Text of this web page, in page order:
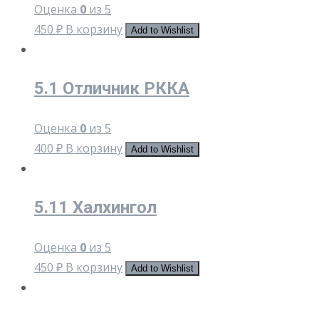
Оценка 0 из 5
450 ₽ В корзину Add to Wishlist
5.1 Отличник РККА
Оценка 0 из 5
400 ₽ В корзину Add to Wishlist
5.11 Халхингол
Оценка 0 из 5
450 ₽ В корзину Add to Wishlist